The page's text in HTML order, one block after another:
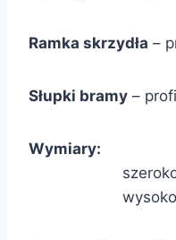
Ramka skrzydła –
Słupki bramy –
Wymiary: